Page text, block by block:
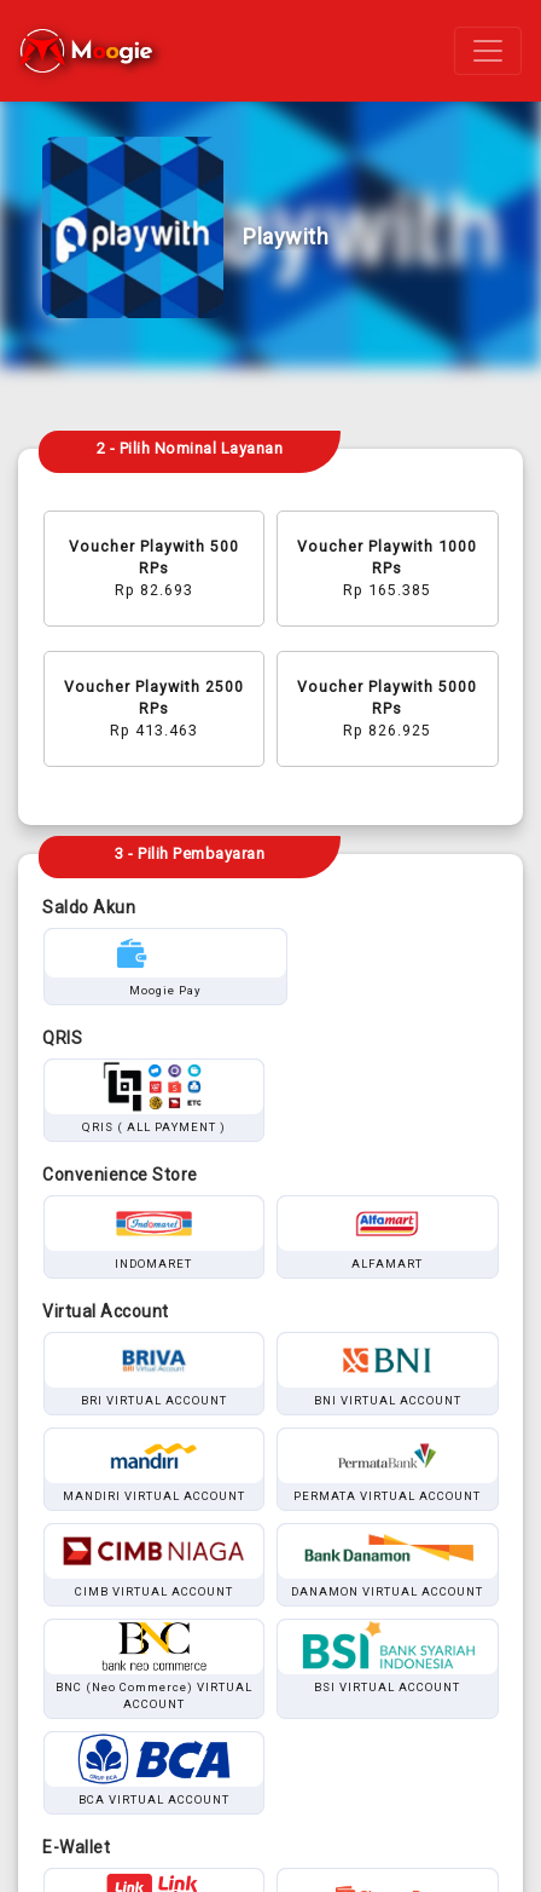
Playwith
2 - Pilih Nominal Layanan
Voucher Playwith 500
RPs
Rp 82.693
Voucher Playwith 1000
RPs
Rp 165.385
Voucher Playwith 2500
RPs
Rp 413.463
Voucher Playwith 5000
RPs
Rp 826.925
3 - Pilih Pembayaran
Saldo Akun
Moogie Pay
QRIS
QRIS ( ALL PAYMENT )
Convenience Store
INDOMARET ALFAMART
Virtual Account
BRI VIRTUAL ACCOUNT BNI VIRTUAL ACCOUNT
MANDIRI VIRTUAL ACCOUNT PERMATA VIRTUAL ACCOUNT
CIMB VIRTUAL ACCOUNT DANAMON VIRTUAL ACCOUNT
BNC (Neo Commerce) VIRTUAL
ACCOUNT
BSI VIRTUAL ACCOUNT
BCA VIRTUAL ACCOUNT
E-Wallet